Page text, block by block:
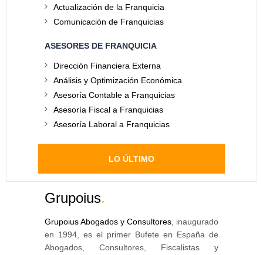
Actualización de la Franquicia
Comunicación de Franquicias
ASESORES DE FRANQUICIA
Dirección Financiera Externa
Análisis y Optimización Económica
Asesoría Contable a Franquicias
Asesoría Fiscal a Franquicias
Asesoría Laboral a Franquicias
LO ÚLTIMO
Grupoius.
Grupoius Abogados y Consultores , inaugurado
en 1994, es el primer Bufete en España de
Abogados, Consultores, Fiscalistas y